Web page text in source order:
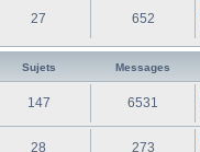
27 652
Sujets Messages
147 6531
28 273